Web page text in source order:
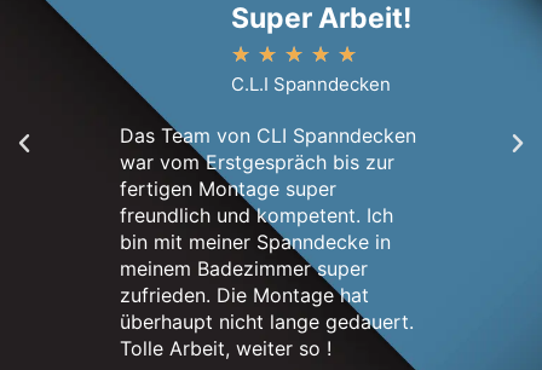
Super Arbeit!
★ ★ ★ ★ ★
C.L.I Spanndecken
Das Team von CLI Spanndecken
war vom Erstgespräch bis zur
fertigen Montage super
freundlich und kompetent. Ich
bin mit meiner Spanndecke in
meinem Badezimmer super
zufrieden. Die Montage hat
überhaupt nicht lange gedauert.
Tolle Arbeit, weiter so !